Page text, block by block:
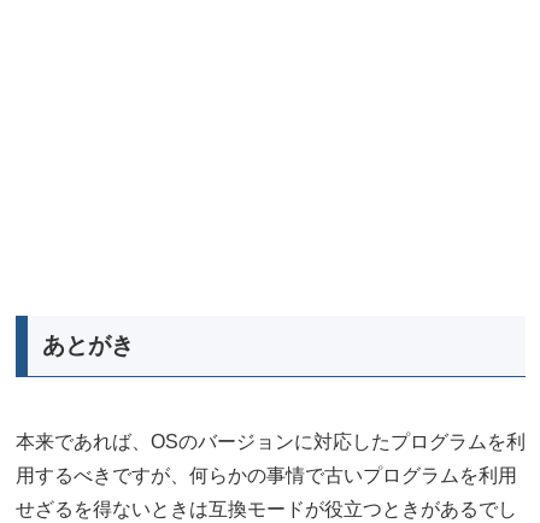
あとがき
本来であれば、OSのバージョンに対応したプログラムを利
用するべきですが、何らかの事情で古いプログラムを利用
せざるを得ないときは互換モードが役立つときがあるでし